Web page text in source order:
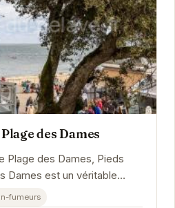
des Dames
Plage des Dames, Pieds
Dames est un véritable
offre un accès direct à la...
fumeurs